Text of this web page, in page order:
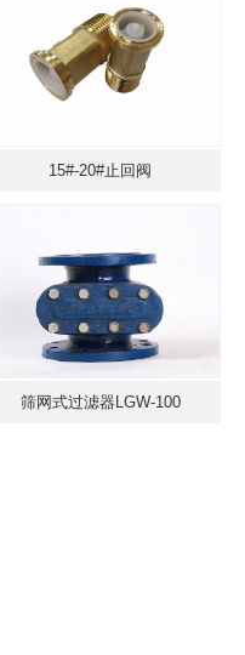
15#-20#止回阀
筛网式过滤器LGW-100